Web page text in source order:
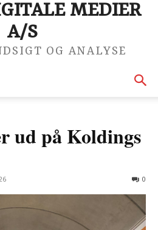
MEDIER
A/S
OG ANALYSE
ud på Koldings
0